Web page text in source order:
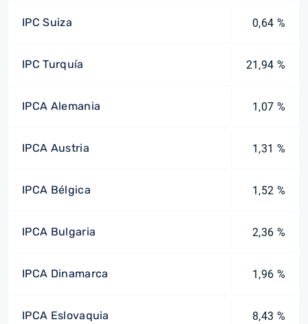
IPC Suiza 0,64 %
IPC Turquía 21,94 %
IPCA Alemania 1,07 %
IPCA Austria 1,31 %
IPCA Bélgica 1,52 %
IPCA Bulgaria 2,36 %
IPCA Dinamarca 1,96 %
IPCA Eslovaquia 8,43 %